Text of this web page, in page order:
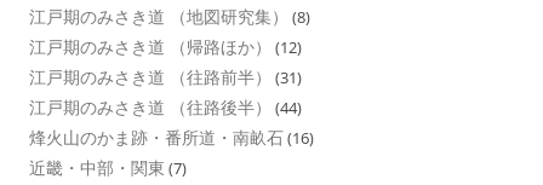
江戸期のみさき道 （地図研究集） (8)
江戸期のみさき道 （帰路ほか） (12)
江戸期のみさき道 （往路前半） (31)
江戸期のみさき道 （往路後半） (44)
烽火山のかま跡・番所道・南畝石(16)
近畿・中部・関東 (7)